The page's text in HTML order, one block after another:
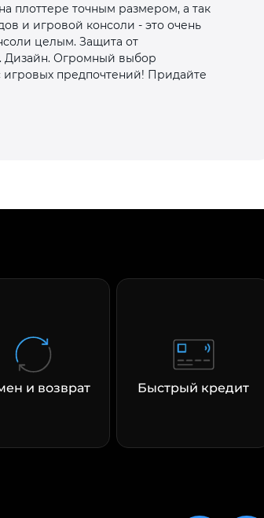
плоттере точным размером, а так
и игровой консоли - это очень
целым. Защита от
Дизайн. Огромный выбор
игровых предпочтений! Придайте
и возврат Быстрый кредит
2